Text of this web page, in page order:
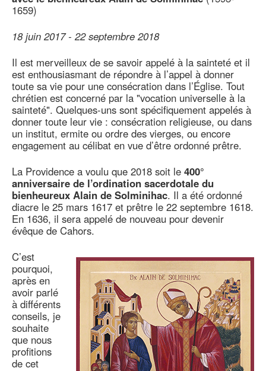
1659)
18 juin 2017 - 22 septembre 2018
Il est merveilleux de se savoir appelé à la sainteté et il
est enthousiasmant de répondre à l’appel à donner
toute sa vie pour une consécration dans l’Église. Tout
chrétien est concerné par la "vocation universelle à la
sainteté". Quelques-uns sont spécifiquement appelés à
donner toute leur vie : consécration religieuse, ou dans
un institut, ermite ou ordre des vierges, ou encore
engagement au célibat en vue d’être ordonné prêtre.
La Providence a voulu que 2018 soit le 400°
anniversaire de l’ordination sacerdotale du
bienheureux Alain de Solminihac. Il a été ordonné
diacre le 25 mars 1617 et prêtre le 22 septembre 1618.
En 1636, il sera appelé de nouveau pour devenir
évêque de Cahors.
C’est
pourquoi,
après en
avoir parlé
à différents
conseils, je
souhaite
que nous
profitions
de cet